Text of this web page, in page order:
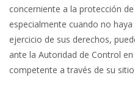
concerniente a la protección
especialmente cuando no
ejercicio de sus derechos,
ante la Autoridad de Control
competente a través de su